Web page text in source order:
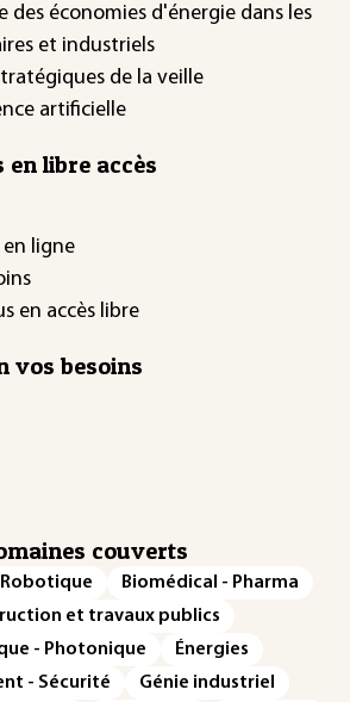
économies d'énergie dans les
et industriels
de la veille
artificielle
en libre accès
en ligne
en accès libre
vos besoins
couverts
Biomédical - Pharma
et travaux publics
- Photonique
Énergies
- Sécurité
Génie industriel